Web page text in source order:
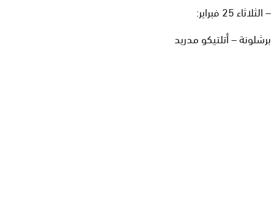
– الثلاثاء 25 فبراير:
برشلونة – أتلتيكو مدريد